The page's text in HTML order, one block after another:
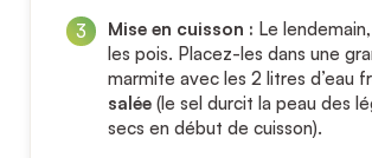
Mise en cuisson : Le
les pois. Placez-les dans une
marmite avec les 2 litres d’eau
salée (le sel durcit la peau des
secs en début de cuisson).